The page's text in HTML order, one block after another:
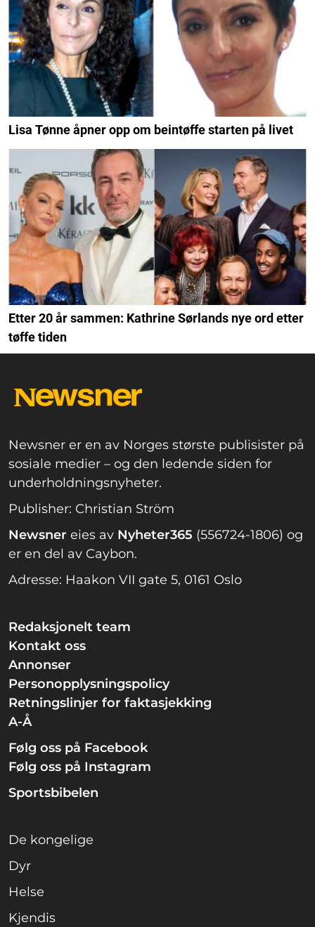
Lisa Tønne åpner opp om beintøffe starten på livet
Etter 20 år sammen: Kathrine Sørlands nye ord etter
tøffe tiden
Newsner er en av Norges største publisister på
sosiale medier – og den ledende siden for
underholdningsnyheter.
Publisher: Christian Ström
Newsner eies av Nyheter365 (556724-1806) og
er en del av Caybon.
Adresse: Haakon VII gate 5, 0161 Oslo
Redaksjonelt team
Kontakt oss
Annonser
Personopplysningspolicy
Retningslinjer for faktasjekking
A-Å
Følg oss på Facebook
Følg oss på Instagram
Sportsbibelen
De kongelige
Dyr
Helse
Kjendis